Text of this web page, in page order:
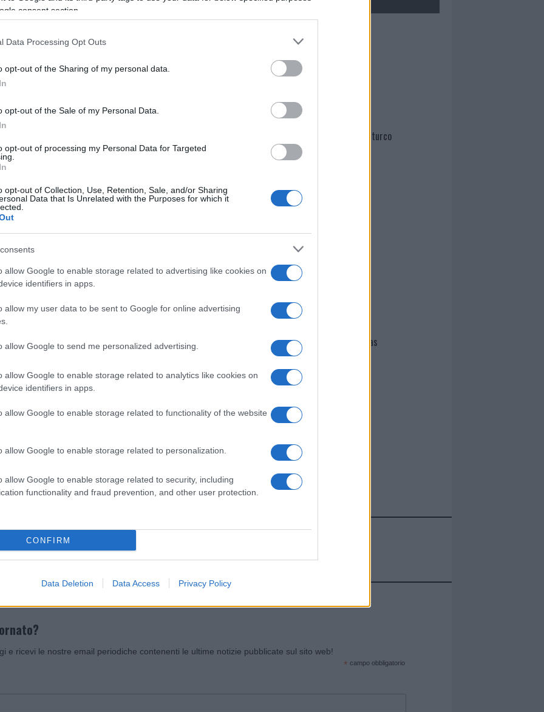
consent section.
Data Processing Opt Outs
opt-out of the Sharing of my personal data.
opt-out of the Sale of my Personal Data.
opt-out of processing my Personal Data for Targeted
opt-out of Collection, Use, Retention, Sale, and/or Sharing
Data that Is Unrelated with the Purposes for which it
allow Google to enable storage related to advertising like cookies on
identifiers in apps.
allow my user data to be sent to Google for online advertising
allow Google to send me personalized advertising.
allow Google to enable storage related to analytics like cookies on
identifiers in apps.
allow Google to enable storage related to functionality of the website
allow Google to enable storage related to personalization.
allow Google to enable storage related to security, including
functionality and fraud prevention, and other user protection.
CONFIRM
Data Deletion Data Access Privacy Policy
cliccando
nella sezione Logindal menù del sito o
Martina Agostina Diturco
I nostri cari
I nostri cari
Giovannimaria Cabras
Invia un Comunicato Stampa
e ricevi le nostre email periodiche contenenti le ultime notizie pubblicate sul sito web!
* campo obbligatorio